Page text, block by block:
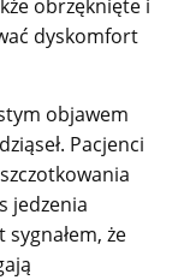
obrzęknięte i
dyskomfort
objawem
Pacjenci
jedzenia
że